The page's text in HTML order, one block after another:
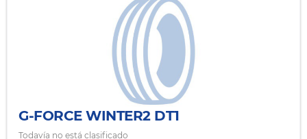
G-FORCE WINTER2 DT1
Todavía no está clasificado